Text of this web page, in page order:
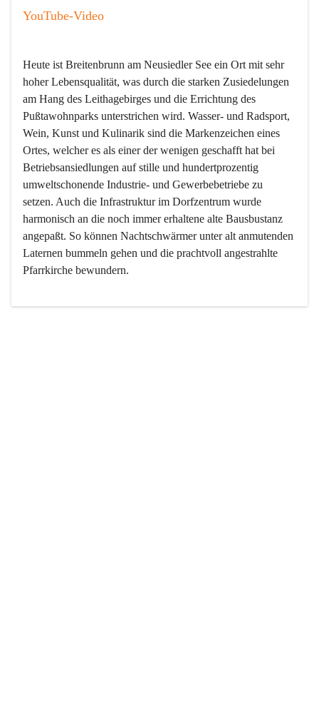
YouTube-Video
Heute ist Breitenbrunn am Neusiedler See ein Ort mit sehr
hoher Lebensqualität, was durch die starken Zusiedelungen
am Hang des Leithagebirges und die Errichtung des
Pußtawohnparks unterstrichen wird. Wasser- und Radsport,
Wein, Kunst und Kulinarik sind die Markenzeichen eines
Ortes, welcher es als einer der wenigen geschafft hat bei
Betriebsansiedlungen auf stille und hundertprozentig
umweltschonende Industrie- und Gewerbebetriebe zu
setzen. Auch die Infrastruktur im Dorfzentrum wurde
harmonisch an die noch immer erhaltene alte Bausbustanz
angepaßt. So können Nachtschwärmer unter alt anmutenden
Laternen bummeln gehen und die prachtvoll angestrahlte
Pfarrkirche bewundern.
Der Weinbau dominert heute nicht mehr, ist aber integrativer